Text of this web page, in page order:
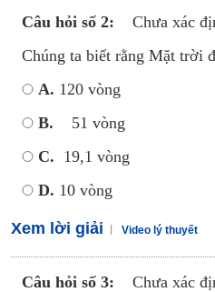
Câu hỏi số 2:
Chưa xác
Chúng ta biết rằng Mặt trời
A. 120 vòng
B. 51 vòng
C. 19,1 vòng
D. 10 vòng
Xem lời giải Video lý thuyết
Câu hỏi số 3:
Chưa xác